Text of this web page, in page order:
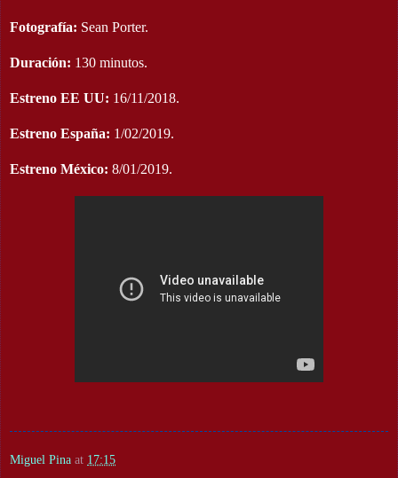
Fotografía: Sean Porter.
Duración: 130 minutos.
Estreno EE UU: 16/11/2018.
Estreno España: 1/02/2019.
Estreno México: 8/01/2019.
Miguel Pina at 17:15